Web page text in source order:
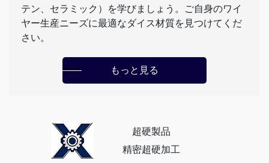
テン、セラミック）を学びましょう。ご自身のワイ
ヤー生産ニーズに最適なダイス材質を見つけてくだ
さい。
もっと見る
超硬製品
精密超硬加工